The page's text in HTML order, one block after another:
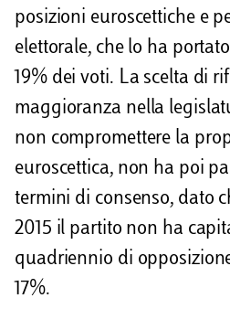
posizioni euroscettiche e
elettorale, che lo ha
19% dei voti. La scelta di
maggioranza nella
non compromettere la
euroscettica, non ha poi
termini di consenso, dato
2015 il partito non ha
quadriennio di
17%.